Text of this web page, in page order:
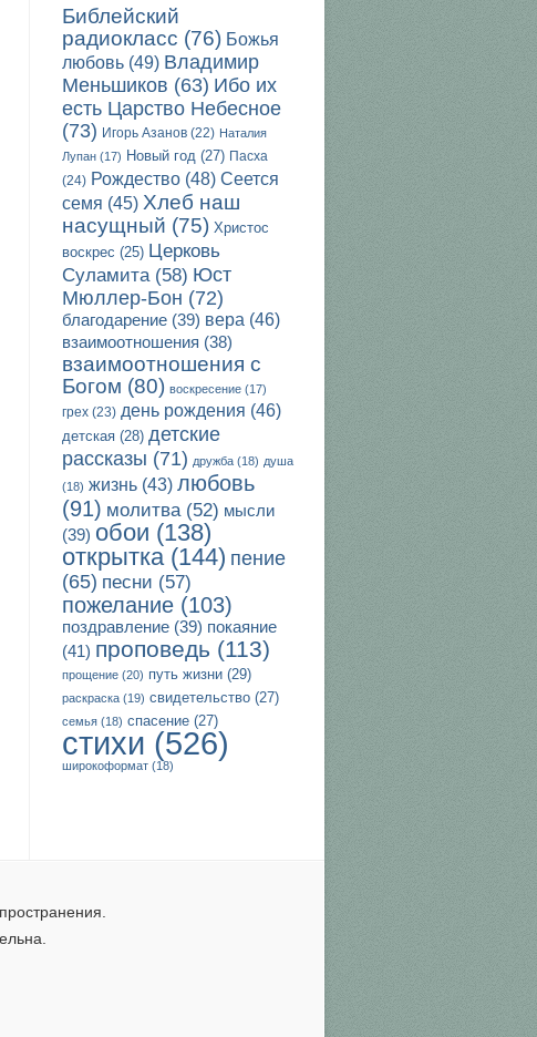
Библейский
радиокласс (76) Божья
любовь (49) Владимир
Меньшиков (63) Ибо их
есть Царство Небесное
(73) Игорь Азанов (22) Наталия
Лупан (17) Новый год (27) Пасха
(24) Рождество (48) Сеется
семя (45) Хлеб наш
насущный (75) Христос
воскрес (25) Церковь
Суламита(58) Юст
Мюллер-Бон (72)
благодарение (39) вера (46)
взаимоотношения (38)
взаимоотношения с
Богом (80) воскресение (17)
грех (23) день рождения (46)
детская (28) детские
рассказы (71) дружба (18) душа
(18) жизнь (43) любовь
(91) молитва(52) мысли
(39) обои (138)
открытка(144) пение
(65) песни (57)
пожелание (103)
поздравление (39) покаяние
(41) проповедь (113)
прощение (20) путь жизни (29)
раскраска (19) свидетельство (27)
семья (18) спасение (27)
стихи (526)
широкоформат (18)